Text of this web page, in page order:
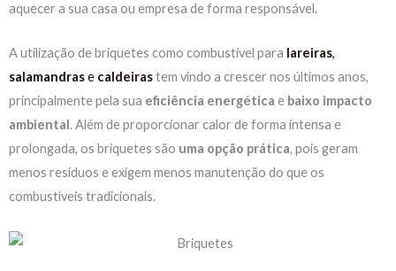
aquecer a sua casa ou empresa de forma responsável.
A utilização de briquetes como combustível para lareiras,
salamandrase caldeirastem vindo a crescer nos últimos anos,
principalmente pela sua eficiência energética e baixo impacto
ambiental. Além de proporcionar calor de forma intensa e
prolongada, os briquetes são uma opção prática, pois geram
menos resíduos e exigem menos manutenção do que os
combustíveis tradicionais.